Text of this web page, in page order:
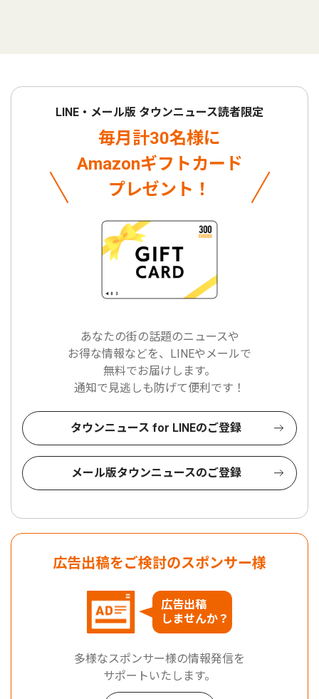
LINE・メール版 タウンニュース読者限定
毎月計30名様に
Amazonギフトカード
プレゼント！
あなたの街の話題のニュースや
お得な情報などを、LINEやメールで
無料でお届けします。
通知で見逃しも防げて便利です！
タウンニュース for LINEのご登録
メール版タウンニュースのご登録
広告出稿をご検討のスポンサー様
広告出稿
しませんか？
多様なスポンサー様の情報発信を
サポートいたします。